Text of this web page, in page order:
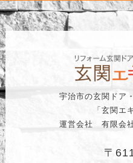
宇治市の玄関ドア
「玄関エ
運営会社 有限会
〒